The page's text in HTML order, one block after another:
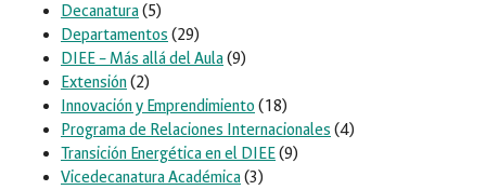
Decanatura(5)
Departamentos (29)
DIEE – Más allá del Aula(9)
Extensión(2)
Innovación y Emprendimiento (18)
Programa de Relaciones Internacionales (4)
Transición Energética en el DIEE(9)
Vicedecanatura Académica(3)